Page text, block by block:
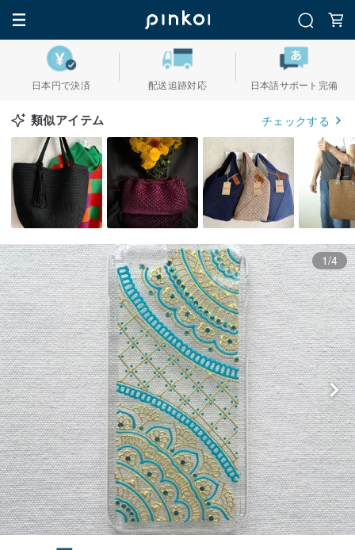
日本円で決済 配送追跡対応 日本語サポート完備
類似アイテム チェックする
1/4